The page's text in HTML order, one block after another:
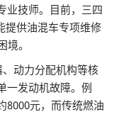
业技师。目前，三四
提供油混车专项维修
。
动力分配机构等核
一发动机故障。例
8000元，而传统燃油